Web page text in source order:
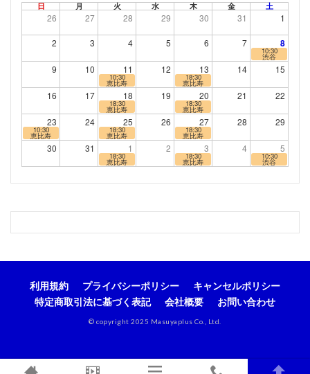
日 月 火 水 木 金 土
26 27 28 29 30 31 1
2 3 4 5 6 7 8
10:30
渋谷
9 10 11 12 13 14 15
10:30
恵比寿
18:30
恵比寿
16 17 18 19 20 21 22
18:30
恵比寿
18:30
恵比寿
23 24 25 26 27 28 29
10:30
恵比寿
18:30
恵比寿
18:30
恵比寿
30 31 1 2 3 4 5
18:30
恵比寿
18:30
恵比寿
10:30
渋谷
利用規約 プライバシーポリシー
キャンセルポリシー
特定商取引法に基づく表記
会社概要 お問い合わせ
© copyright 2025 Masuyaplus Co., Ltd.